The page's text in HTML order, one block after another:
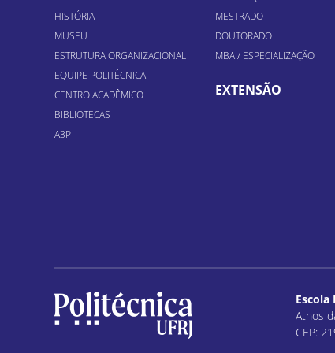
HISTÓRIA
MUSEU
ESTRUTURA ORGANIZACIONAL
EQUIPE POLITÉCNICA
CENTRO ACADÊMICO
BIBLIOTECAS
A3P
MESTRADO
DOUTORADO
MBA / ESPECIALIZAÇÃO
EXTENSÃO
Escola
Athos
CEP: